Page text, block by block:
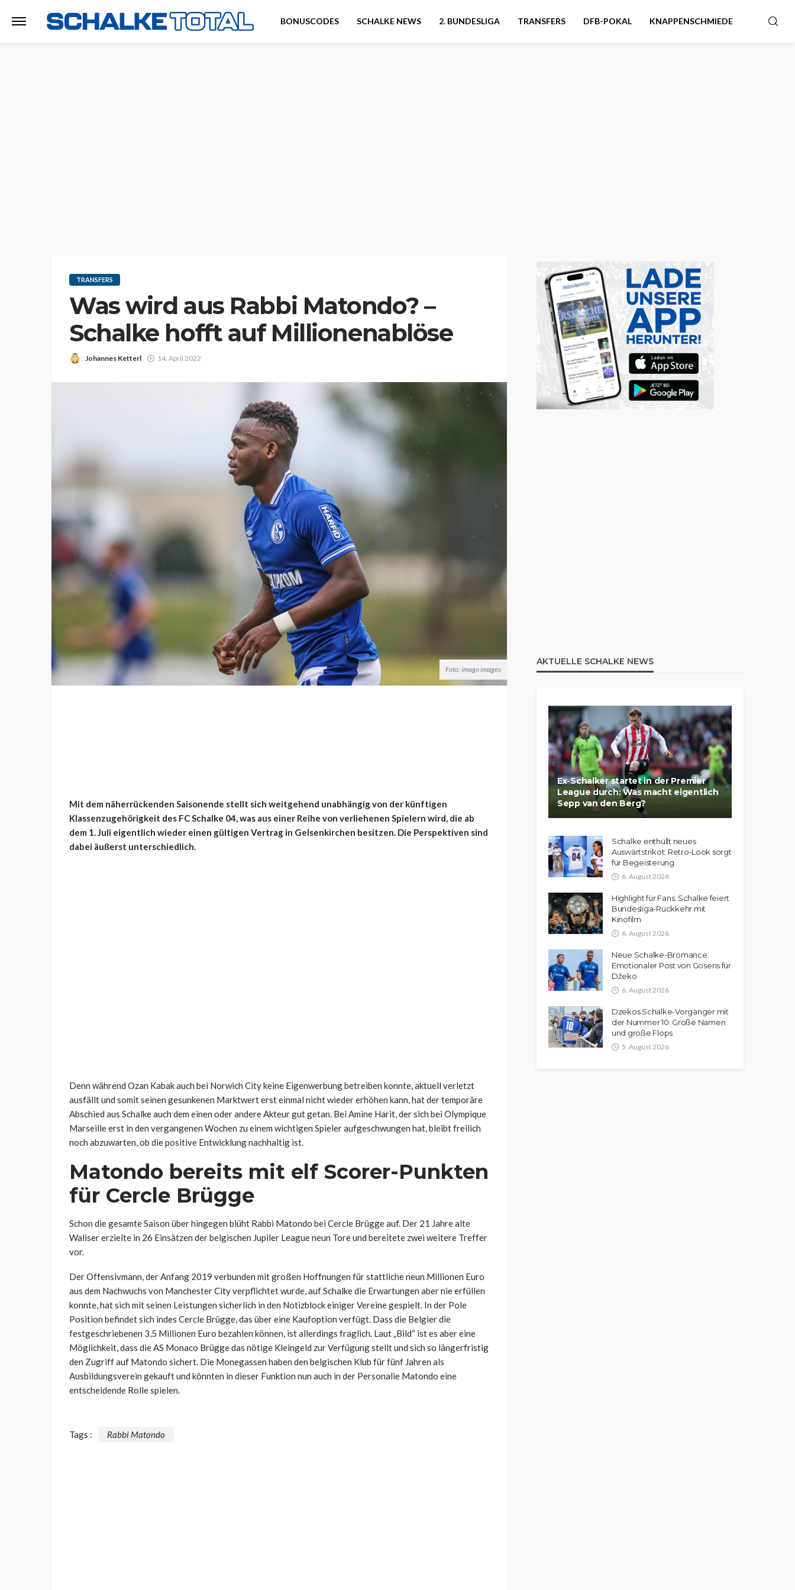
BONUSCODES SCHALKE NEWS 2. BUNDESLIGA TRANSFERS DFB-POKAL KNAPPENSCHMIEDE
TRANSFERS
Was wird aus Rabbi Matondo? –
Schalke hofft auf Millionenablöse
Johannes Ketterl 14. April 2022
Foto: imago images
Mit dem näherrückenden Saisonende stellt sich weitgehend unabhängig von der künftigen
Klassenzugehörigkeit des FC Schalke 04, was aus einer Reihe von verliehenen Spielern wird, die ab
dem 1. Juli eigentlich wieder einen gültigen Vertrag in Gelsenkirchen besitzen. Die Perspektiven sind
dabei äußerst unterschiedlich.
Denn während Ozan Kabak auch bei Norwich City keine Eigenwerbung betreiben konnte, aktuell verletzt
ausfällt und somit seinen gesunkenen Marktwert erst einmal nicht wieder erhöhen kann, hat der temporäre
Abschied aus Schalke auch dem einen oder andere Akteur gut getan. Bei Amine Harit, der sich bei Olympique
Marseille erst in den vergangenen Wochen zu einem wichtigen Spieler aufgeschwungen hat, bleibt freilich
noch abzuwarten, ob die positive Entwicklung nachhaltig ist.
Matondo bereits mit elf Scorer-Punkten
für Cercle Brügge
Schon die gesamte Saison über hingegen blüht Rabbi Matondo bei Cercle Brügge auf. Der 21 Jahre alte
Waliser erzielte in 26 Einsätzen der belgischen Jupiler League neun Tore und bereitete zwei weitere Treffer
vor.
Der Offensivmann, der Anfang 2019 verbunden mit großen Hoffnungen für stattliche neun Millionen Euro
aus dem Nachwuchs von Manchester City verpflichtet wurde, auf Schalke die Erwartungen aber nie erfüllen
konnte, hat sich mit seinen Leistungen sicherlich in den Notizblock einiger Vereine gespielt. In der Pole
Position befindet sich indes Cercle Brügge, das über eine Kaufoption verfügt. Dass die Belgier die
festgeschriebenen 3,5 Millionen Euro bezahlen können, ist allerdings fraglich. Laut „Bild“ ist es aber eine
Möglichkeit, dass die AS Monaco Brügge das nötige Kleingeld zur Verfügung stellt und sich so längerfristig
den Zugriff auf Matondo sichert. Die Monegassen haben den belgischen Klub für fünf Jahren als
Ausbildungsverein gekauft und könnten in dieser Funktion nun auch in der Personalie Matondo eine
entscheidende Rolle spielen.
Tags : Rabbi Matondo
AKTUELLE SCHALKE NEWS
Ex-Schalker startet in der Premier
League durch: Was macht eigentlich
Sepp van den Berg?
Schalke enthüllt neues
Auswärtstrikot: Retro-Look sorgt
für Begeisterung
6. August 2026
Highlight für Fans: Schalke feiert
Bundesliga-Rückkehr mit
Kinofilm
6. August 2026
Neue Schalke-Bromance:
Emotionaler Post von Gosens für
Džeko
6. August 2026
Dzekos Schalke-Vorgänger mit
der Nummer 10: Große Namen
und große Flops
5. August 2026